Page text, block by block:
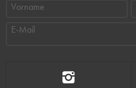
Vorname
E-Mail